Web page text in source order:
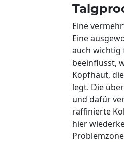
Eine
Eine
auch wichtig
beeinflusst,
Kopfhaut,
legt. Die
und dafür
raffinierte
hier